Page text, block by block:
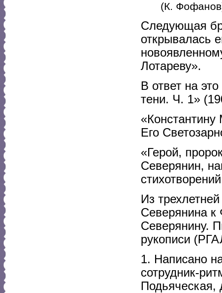
(К.
Следующая
открывалась
Лотареву».
В ответ на
тени. Ч. 1»
Его
«Герой,
Северянин,
Из
Северянина
Северянину.
рукописи
1. Написано
сотрудник-
Подьяческая,